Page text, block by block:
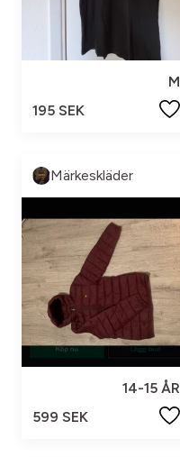
M
195 SEK
Märkeskläder
14-15 ÅR
599 SEK